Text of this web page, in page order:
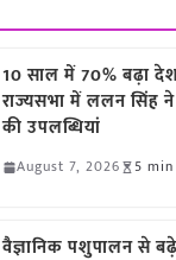
10 साल में 70% बढ़ा
राज्यसभा में ललन सिंह ने
की उपलब्धियां
August 7, 2026 5
वैज्ञानिक पशुपालन से